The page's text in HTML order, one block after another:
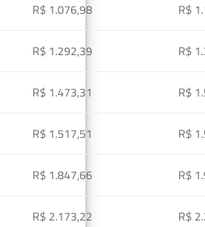
R$ 1.076,98
R$
R$ 1.292,39
R$
R$ 1.473,31
R$
R$ 1.517,51
R$
R$ 1.847,66
R$
R$ 2.173,22
R$